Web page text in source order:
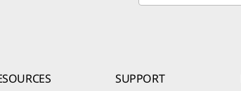
SUPPORT